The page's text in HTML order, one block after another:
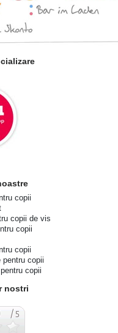
copii
copii de vis
copii
copii
pentru copii
copii
nostri